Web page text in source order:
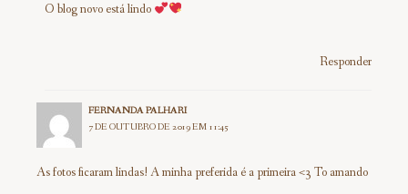
O blog novo está lindo
Responder
FERNANDA PALHARI
7 DE OUTUBRO DE 2019 EM 11:45
As fotos ficaram lindas! A minha preferida é a primeira <3 To amando